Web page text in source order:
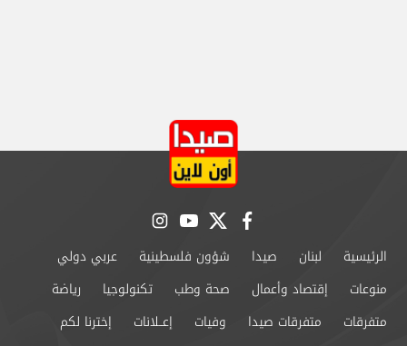
facebook
twitter
youtube
instagram
الرئيسية لبنان صيدا شؤون فلسطينية
عربي دولي
منوعات
إقتصاد وأعمال صحة وطب تكنولوجيا
رياضة
متفرقات
متفرقات صيدا وفيات إعــلانات
إخترنا لكم